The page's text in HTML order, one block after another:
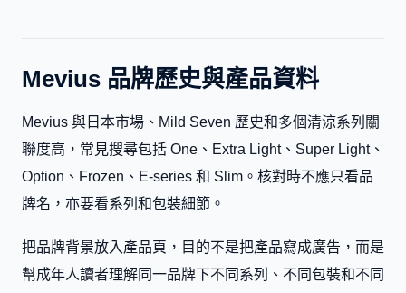
Mevius 品牌歷史與產品資料
Mevius 與日本市場、Mild Seven 歷史和多個清涼系列關
聯度高，常見搜尋包括 One、Extra Light、Super Light、
Option、Frozen、E-series 和 Slim。核對時不應只看品
牌名，亦要看系列和包裝細節。
把品牌背景放入產品頁，目的不是把產品寫成廣告，而是
幫成年人讀者理解同一品牌下不同系列、不同包裝和不同